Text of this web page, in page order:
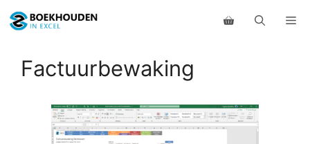
naar
inhoudFactuurbewaking